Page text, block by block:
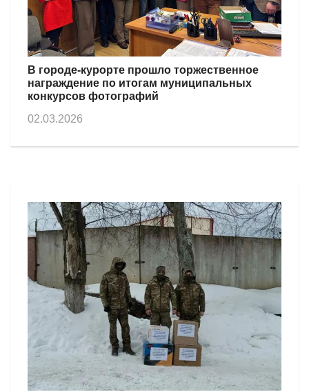
В городе-курорте прошло торжественное
награждение по итогам муниципальных
конкурсов фотографий
02.03.2026